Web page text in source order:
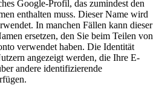
Google-Profil, das zumindest den
enthalten muss. Dieser Name wird
In manchen Fällen kann dieser
ersetzen, den Sie beim Teilen von
verwendet haben. Die Identität
angezeigt werden, die Ihre E-
andere identifizierende